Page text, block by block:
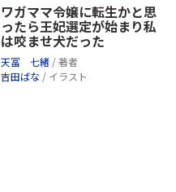
ワガママ令嬢に転生かと思
ったら王妃選定が始まり私
は咬ませ犬だった
天冨 七緒 / 著者
吉田ばな / イラスト